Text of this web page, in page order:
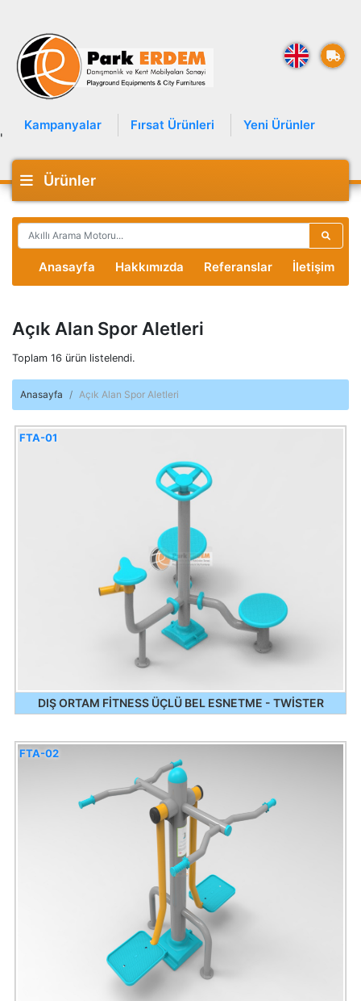
Kampanyalar Fırsat Ürünleri Yeni Ürünler
'
Ürünler
Anasayfa Hakkımızda Referanslar İletişim
Açık Alan Spor Aletleri
Toplam 16 ürün listelendi.
Anasayfa Açık Alan Spor Aletleri
DIŞ ORTAM FİTNESS ÜÇLÜ BEL ESNETME - TWİSTER
FTA-01
FTA-02